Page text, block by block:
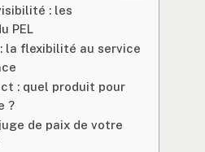
: les
PEL
: la flexibilité au service
: quel produit pour
?
de paix de votre